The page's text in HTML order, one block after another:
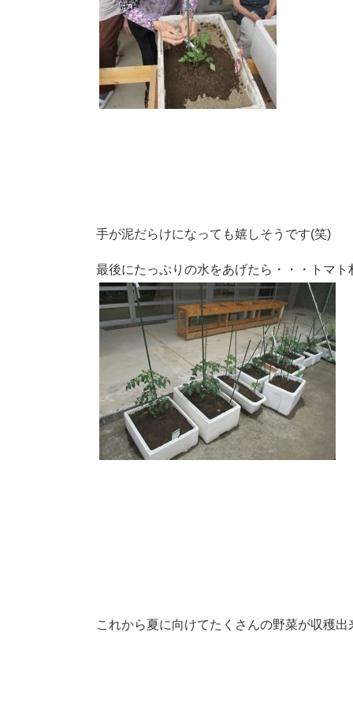
手が泥だらけになっても嬉しそうです(笑)
最後にたっぷりの水をあげたら・・・トマト
これから夏に向けてたくさんの野菜が収穫出